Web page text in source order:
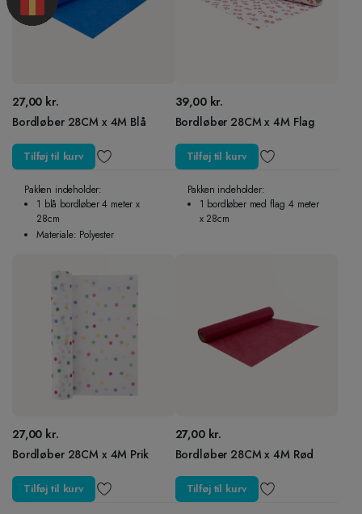
27,00 kr.
Bordløber 28CM x 4M Blå
Tilføj til kurv
Pakken indeholder:
1 blå bordløber 4 meter x
28cm
Materiale: Polyester
39,00 kr.
Bordløber 28CM x 4M Flag
Tilføj til kurv
Pakken indeholder:
1 bordløber med flag 4 meter
x 28cm
27,00 kr.
Bordløber 28CM x 4M Prik
Tilføj til kurv
27,00 kr.
Bordløber 28CM x 4M Rød
Tilføj til kurv